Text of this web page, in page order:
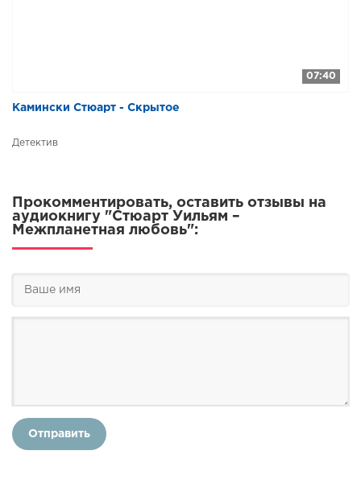
07:40
Камински Стюарт - Скрытое
Детектив
Прокомментировать, оставить отзывы на
аудиокнигу "Стюарт Уильям –
Межпланетная любовь":
Отправить